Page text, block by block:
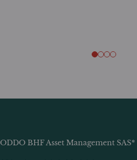
ODDO BHF Asset Management SAS*